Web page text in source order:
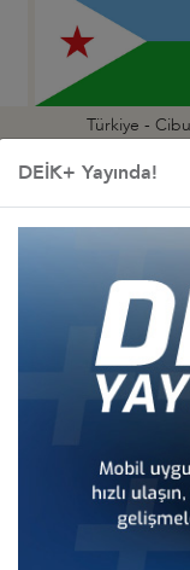
Türkiye -
Türkiye - Fildişi
İş Konseyi
DEİK+ Yayında!